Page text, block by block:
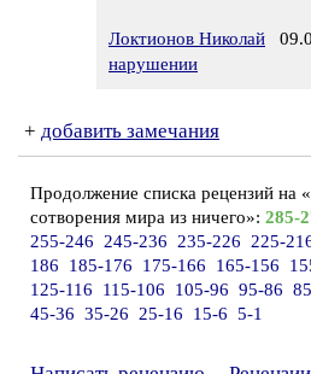
Локтионов Николай
нарушении
+ добавить замечания
Продолжение списка рецензий на
сотворения мира из ничего»: 285-
255-246
245-236 235-226 225-
186
185-176 175-166 165-156
125-116
115-106 105-96 95-86
45-36 35-26 25-16 15-6 5-1